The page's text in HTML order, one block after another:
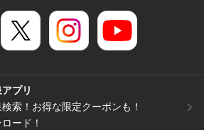
プリ
索！お得な限定クーポンも！
ード！